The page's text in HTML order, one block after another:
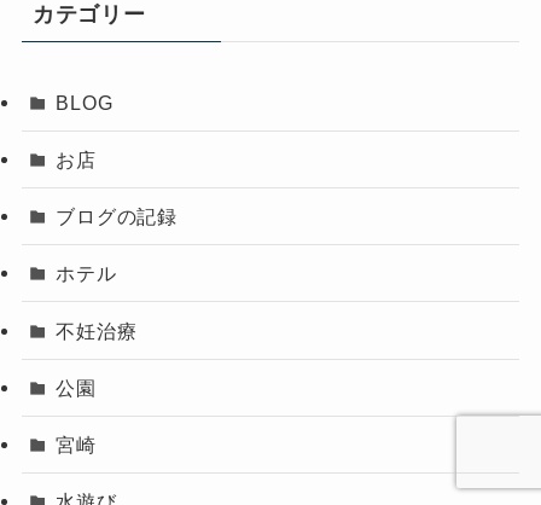
カテゴリー
BLOG
お店
ブログの記録
ホテル
不妊治療
公園
宮崎